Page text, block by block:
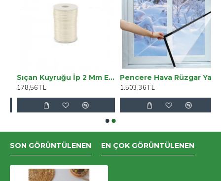
Sıçan Kuyruğu İp 2 Mm Ekru 90 Mt
178,56TL
Pencere Hava Rüzgar Yalıtım Filmi 2*2 Metre
1.503,36TL
SON GÖRÜNTÜLENEN EN ÇOK GÖRÜNTÜLENEN